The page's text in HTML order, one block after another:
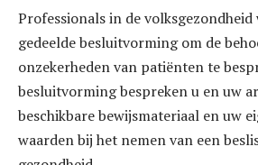
Professionals in de volksgezondheid
gedeelde besluitvorming om de
onzekerheden van patiënten te
besluitvorming bespreken u en uw
beschikbare bewijsmateriaal en uw
waarden bij het nemen van een